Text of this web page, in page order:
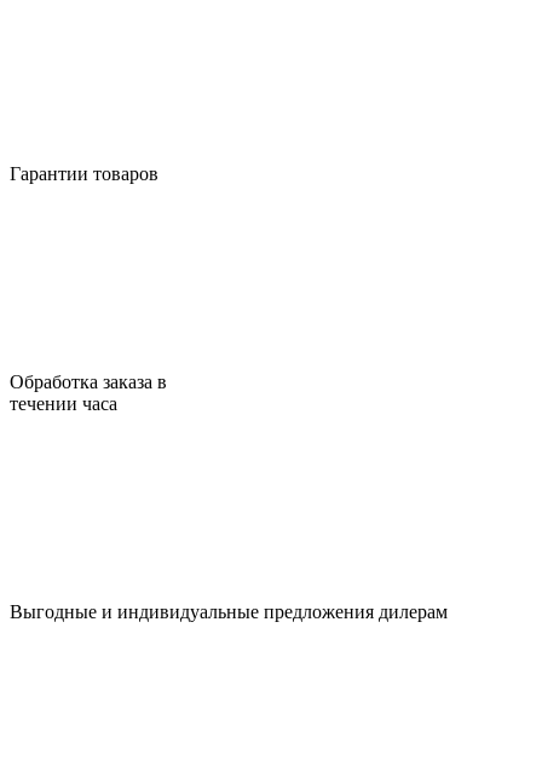
Гарантии товаров
Обработка заказа в
течении часа
Выгодные и индивидуальные предложения дилерам